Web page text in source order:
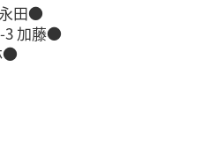
田●
3 加藤●
●